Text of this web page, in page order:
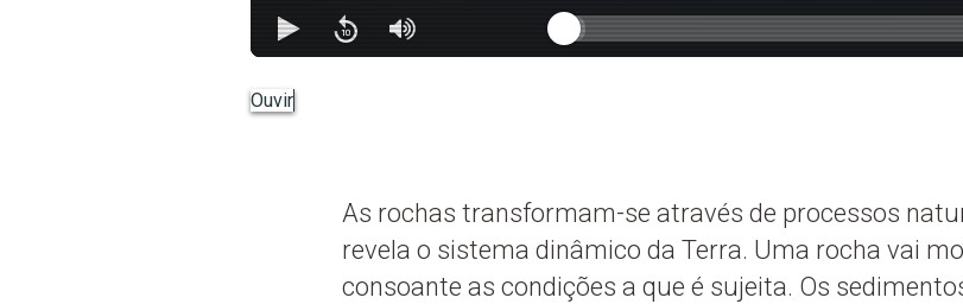
Ouvir
As rochas transformam-se através de processos
revela o sistema dinâmico da Terra. Uma rocha vai
consoante as condições a que é sujeita. Os